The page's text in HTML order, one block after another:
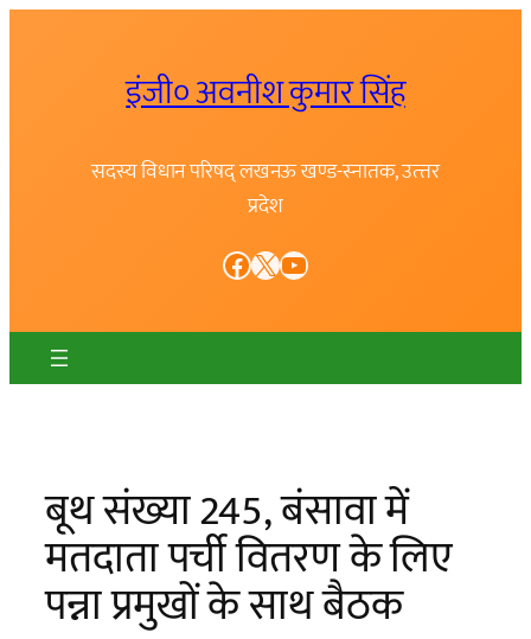
इंजी० अवनीश कुमार सिंह
सदस्य विधान परिषद् लखनऊ खण्ड-स्नातक, उत्त्तर
प्रदेश
Facebook X YouTube
बूथ संख्या 245, बंसावा में
मतदाता पर्ची वितरण के लिए
पन्ना प्रमुखों के साथ बैठक